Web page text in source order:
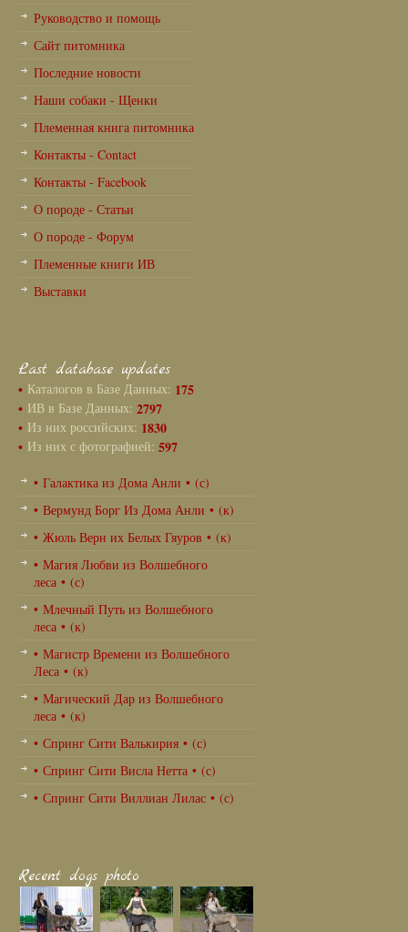
Руководство и помощь
Сайт питомника
Последние новости
Наши собаки - Щенки
Племенная книга питомника
Контакты - Contact
Контакты - Facebook
О породе - Статьи
О породе - Форум
Племенные книги ИВ
Выставки
Last database updates
• Каталогов в Базе Данных: 175
• ИВ в Базе Данных: 2797
• Из них российских: 1830
• Из них с фотографией: 597
• Галактика из Дома Анли • (с)
• Вермунд Борг Из Дома Анли • (к)
• Жюль Верн их Белых Гяуров • (к)
• Магия Любви из Волшебного
леса • (с)
• Млечный Путь из Волшебного
леса • (к)
• Магистр Времени из Волшебного
Леса • (к)
• Магический Дар из Волшебного
леса • (к)
• Спринг Сити Валькирия • (с)
• Спринг Сити Висла Нетта • (с)
• Спринг Сити Виллиан Лилас • (с)
Recent dogs photo